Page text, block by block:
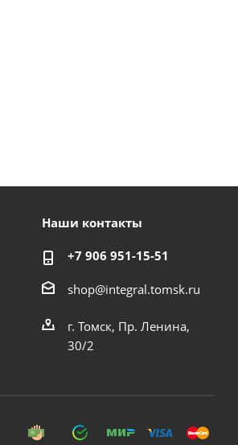
Наши контакты
+7 906 951-15-51
shop@integral.tomsk.ru
г. Томск, Пр. Ленина,
30/2